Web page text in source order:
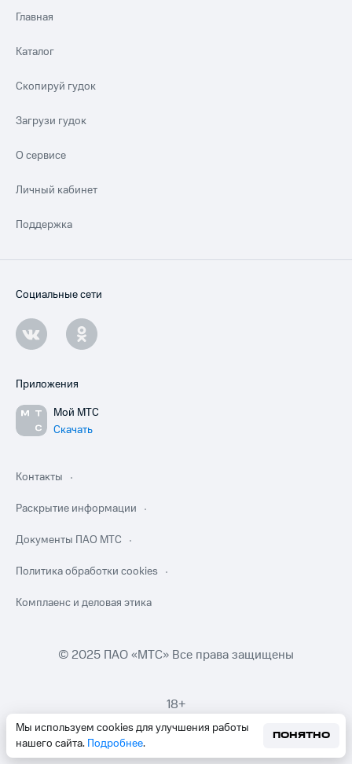
Мы используем cookies для улучшения работы
нашего сайта. Подробнее.
ПОНЯТНО
Главная
Каталог
Скопируй гудок
Загрузи гудок
О сервисе
Личный кабинет
Поддержка
Социальные сети
Приложения
Мой МТС
Скачать
Контакты
Раскрытие информации
Документы ПАО МТС
Политика обработки cookies
Комплаенс и деловая этика
© 2025 ПАО «МТС» Все права защищены
18+